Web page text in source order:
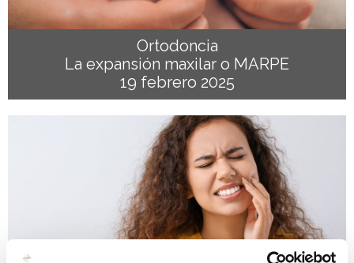
Ortodoncia
La expansión maxilar o MARPE
19 febrero 2025